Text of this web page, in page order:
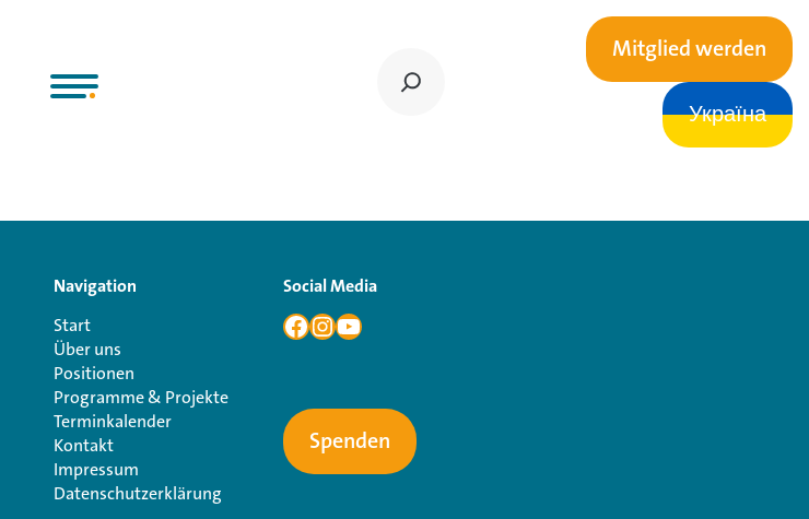
Mitglied werden
Україна
zurückgezahlt werden.
Navigation
Start
Über uns
Positionen
Programme & Projekte
Terminkalender
Kontakt
Impressum
Datenschutzerklärung
Social Media
Spenden